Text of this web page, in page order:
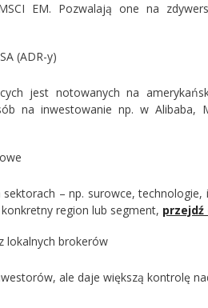
EM. Pozwalają one na
(ADR-y)
jest notowanych na
na inwestowanie np. w Alibaba,
– np. surowce,
region lub segment,
lokalnych brokerów
ale daje większą kontrolę